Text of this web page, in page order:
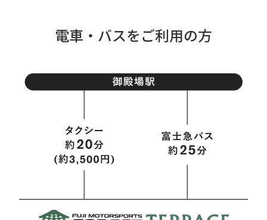
電車・バスをご利用の方